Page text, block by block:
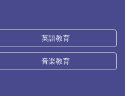
英語教育
音楽教育